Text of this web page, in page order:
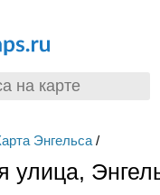
Энгельса/
улица,